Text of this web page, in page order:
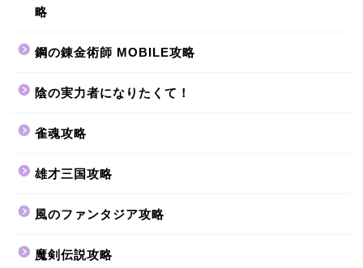
略
鋼の錬金術師 MOBILE攻略
陰の実力者になりたくて！
雀魂攻略
雄才三国攻略
風のファンタジア攻略
魔剣伝説攻略